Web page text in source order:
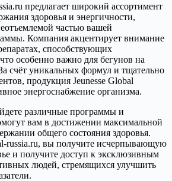
предлагает широкий ассортимент
здоровья и энергичности,
частью вашей
Компания акцентирует внимание
способствующих
особенно важно для бегунов на
счёт уникальных формул и тщательно
продукция Jeunesse Global
энергоснабжение организма.
различные программы и
вам в достижении максимальной
общего состояния здоровья.
russia.ru, вы получите исчерпывающую
и получите доступ к эксклюзивным
людей, стремящихся улучшить